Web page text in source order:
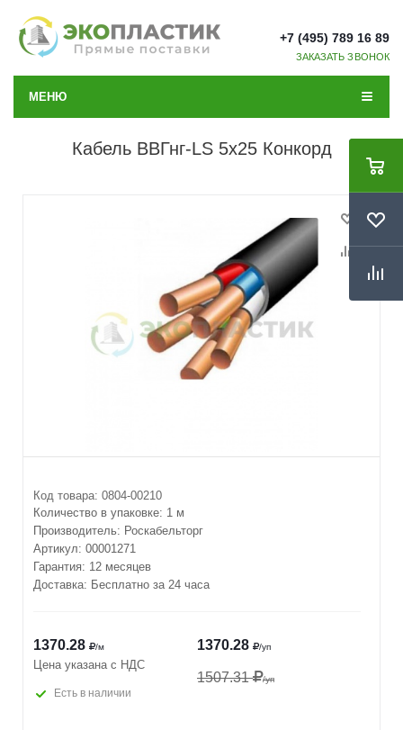
+7 (495) 789 16 89
ЗАКАЗАТЬ ЗВОНОК
МЕНЮ
Кабель ВВГнг-LS 5x25 Конкорд
Код товара: 0804-00210
Количество в упаковке: 1 м
Производитель: Роскабельторг
Артикул: 00001271
Гарантия: 12 месяцев
Доставка: Бесплатно за 24 часа
1370.28 /уп
1507.31 /уп
1370.28 /м
Цена указана с НДС
Есть в наличии